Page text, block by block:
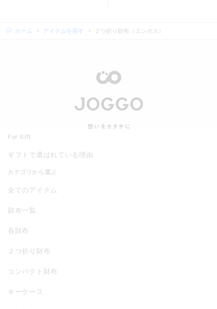
ホーム アイテムを探す ２つ折り財布（エンボス）
For Gift
ギフトで選ばれている理由
カテゴリから選ぶ
全てのアイテム
財布一覧
長財布
２つ折り財布
コンパクト財布
キーケース